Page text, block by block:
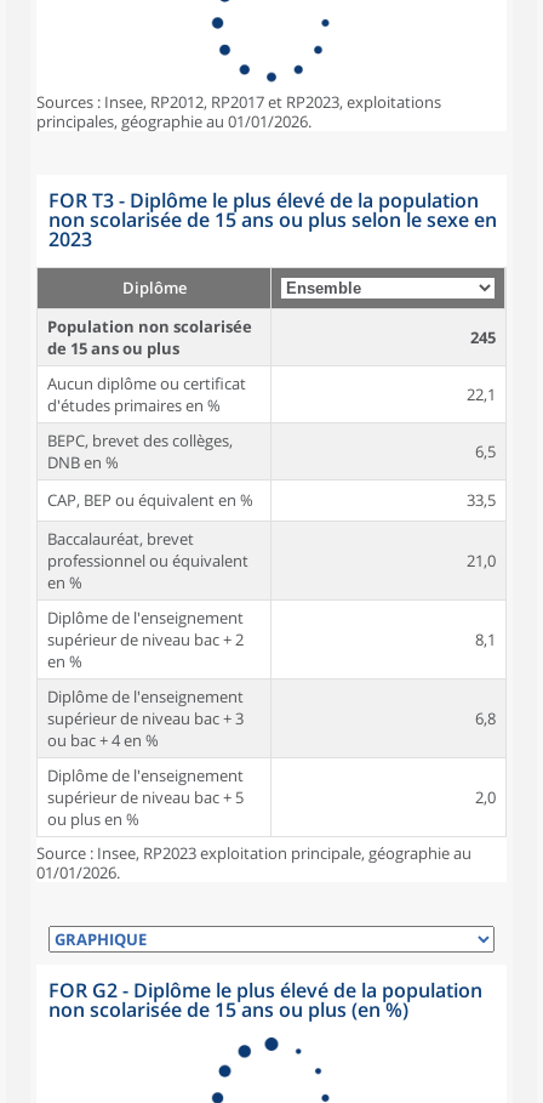
Sources : Insee, RP2012, RP2017 et RP2023, exploitations
principales, géographie au 01/01/2026.
FOR T3 - Diplôme le plus élevé de la population
non scolarisée de 15 ans ou plus selon le sexe en
2023
Diplôme
Population non scolarisée
de 15 ans ou plus
245
Aucun diplôme ou certificat
d'études primaires en %
22,1
BEPC, brevet des collèges,
DNB en %
6,5
CAP, BEP ou équivalent en %
33,5
Baccalauréat, brevet
professionnel ou équivalent
en %
21,0
Diplôme de l'enseignement
supérieur de niveau bac + 2
en %
8,1
Diplôme de l'enseignement
supérieur de niveau bac + 3
ou bac + 4 en %
6,8
Diplôme de l'enseignement
supérieur de niveau bac + 5
ou plus en %
2,0
Source : Insee, RP2023 exploitation principale, géographie au
01/01/2026.
FOR G2 - Diplôme le plus élevé de la population
non scolarisée de 15 ans ou plus (en %)